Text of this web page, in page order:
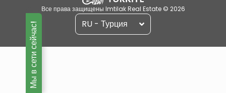
Все права защищены Imtilak Real Estate © 2026
RU - Турция
Мы в сети сейчас!